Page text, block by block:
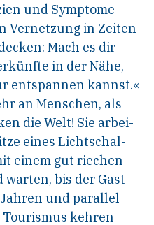
und Symptome
Vernetzung in Zeiten
Mach es dir
in der Nähe,
entspannen kannst.«
an Menschen, als
die Welt! Sie arbei-
eines Lichtschal-
einem gut riechen-
bis der Gast
und parallel
kehren